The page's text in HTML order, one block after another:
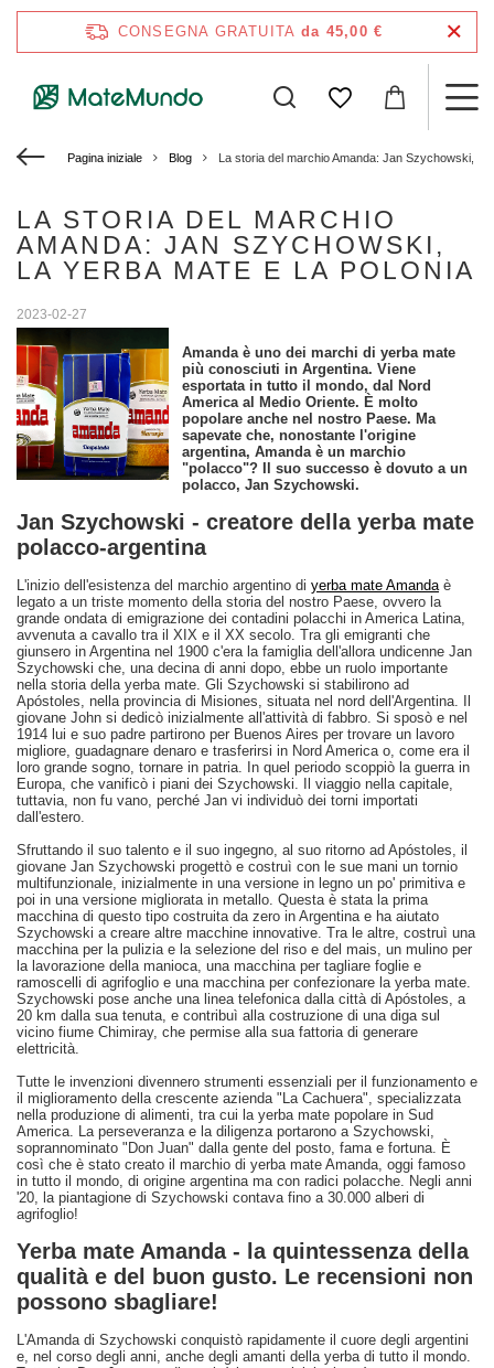
CONSEGNA GRATUITA da 45,00 €
Pagina iniziale Blog La storia del marchio Amanda: Jan Szychowski, la
LA STORIA DEL MARCHIO
AMANDA: JAN SZYCHOWSKI,
LA YERBA MATE E LA POLONIA
2023-02-27
Amanda è uno dei marchi di yerba mate
più conosciuti in Argentina. Viene
esportata in tutto il mondo, dal Nord
America al Medio Oriente. È molto
popolare anche nel nostro Paese. Ma
sapevate che, nonostante l'origine
argentina, Amanda è un marchio
"polacco"? Il suo successo è dovuto a un
polacco, Jan Szychowski.
Jan Szychowski - creatore della yerba mate
polacco-argentina
L'inizio dell'esistenza del marchio argentino di yerba mate Amandaè
legato a un triste momento della storia del nostro Paese, ovvero la
grande ondata di emigrazione dei contadini polacchi in America Latina,
avvenuta a cavallo tra il XIX e il XX secolo. Tra gli emigranti che
giunsero in Argentina nel 1900 c'era la famiglia dell'allora undicenne Jan
Szychowski che, una decina di anni dopo, ebbe un ruolo importante
nella storia della yerba mate. Gli Szychowski si stabilirono ad
Apóstoles, nella provincia di Misiones, situata nel nord dell'Argentina. Il
giovane John si dedicò inizialmente all'attività di fabbro. Si sposò e nel
1914 lui e suo padre partirono per Buenos Aires per trovare un lavoro
migliore, guadagnare denaro e trasferirsi in Nord America o, come era il
loro grande sogno, tornare in patria. In quel periodo scoppiò la guerra in
Europa, che vanificò i piani dei Szychowski. Il viaggio nella capitale,
tuttavia, non fu vano, perché Jan vi individuò dei torni importati
dall'estero.
Sfruttando il suo talento e il suo ingegno, al suo ritorno ad Apóstoles, il
giovane Jan Szychowski progettò e costruì con le sue mani un tornio
multifunzionale, inizialmente in una versione in legno un po' primitiva e
poi in una versione migliorata in metallo. Questa è stata la prima
macchina di questo tipo costruita da zero in Argentina e ha aiutato
Szychowski a creare altre macchine innovative. Tra le altre, costruì una
macchina per la pulizia e la selezione del riso e del mais, un mulino per
la lavorazione della manioca, una macchina per tagliare foglie e
ramoscelli di agrifoglio e una macchina per confezionare la yerba mate.
Szychowski pose anche una linea telefonica dalla città di Apóstoles, a
20 km dalla sua tenuta, e contribuì alla costruzione di una diga sul
vicino fiume Chimiray, che permise alla sua fattoria di generare
elettricità.
Tutte le invenzioni divennero strumenti essenziali per il funzionamento e
il miglioramento della crescente azienda "La Cachuera", specializzata
nella produzione di alimenti, tra cui la yerba mate popolare in Sud
America. La perseveranza e la diligenza portarono a Szychowski,
soprannominato "Don Juan" dalla gente del posto, fama e fortuna. È
così che è stato creato il marchio di yerba mate Amanda, oggi famoso
in tutto il mondo, di origine argentina ma con radici polacche. Negli anni
'20, la piantagione di Szychowski contava fino a 30.000 alberi di
agrifoglio!
Yerba mate Amanda - la quintessenza della
qualità e del buon gusto. Le recensioni non
possono sbagliare!
L'Amanda di Szychowski conquistò rapidamente il cuore degli argentini
e, nel corso degli anni, anche degli amanti della yerba di tutto il mondo.